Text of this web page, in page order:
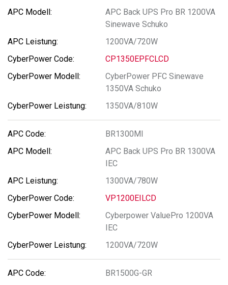
APC Back UPS Pro BR 1200VA
Sinewave Schuko
1200VA/720W
CP1350EPFCLCD
CyberPower PFC Sinewave
1350VA Schuko
1350VA/810W
BR1300MI
APC Back UPS Pro BR 1300VA
IEC
1300VA/780W
VP1200EILCD
Cyberpower ValuePro 1200VA
IEC
1200VA/720W
BR1500G-GR